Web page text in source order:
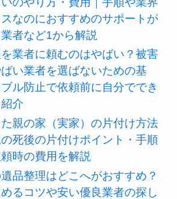
なのにおすすめのサポートが
者など1から解説
業者に頼むのはやばい？被害
い業者を選ばないための基
ル防止で依頼前に自分ででき
介
親の家（実家）の片付け方法
死後の片付けポイント・手順
時の費用を解説
品整理はどこへがおすすめ？
るコツや安い優良業者の探し